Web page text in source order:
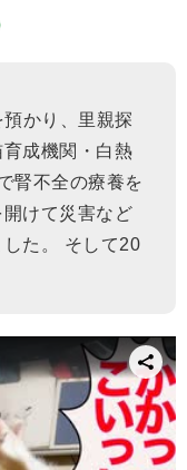
かり、里親探
成機関・白熱
腎不全の療養を
けて災害など
た。 そして20